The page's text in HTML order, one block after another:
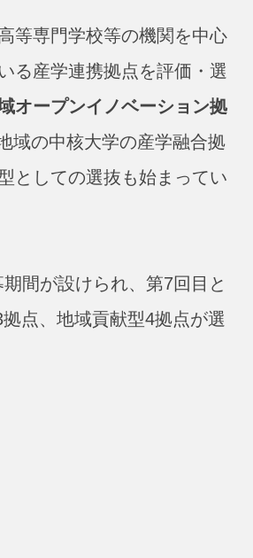
等専門学校等の機関を中心
る産学連携拠点を評価・選
オープンイノベーション拠
域の中核大学の産学融合拠
としての選抜も始まってい
間が設けられ、第7回目と
点、地域貢献型4拠点が選